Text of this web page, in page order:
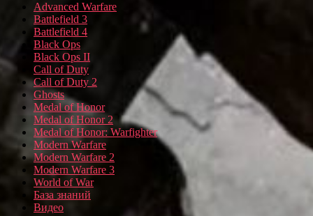
Advanced Warfare
Battlefield 3
Battlefield 4
Black Ops
Black Ops II
Call of Duty
Call of Duty 2
Ghosts
Medal of Honor
Medal of Honor 2
Medal of Honor: Warfighter
Modern Warfare
Modern Warfare 2
Modern Warfare 3
World of War
База знаний
Видео